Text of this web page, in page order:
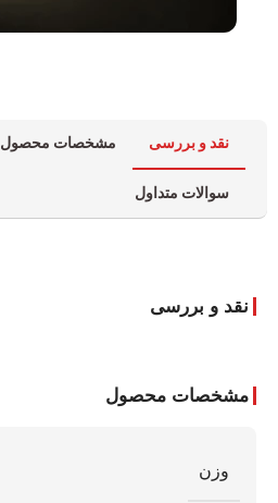
نقد و بررسی مشخصات محصول
سوالات متداول
نقد و بررسی
مشخصات محصول
وزن